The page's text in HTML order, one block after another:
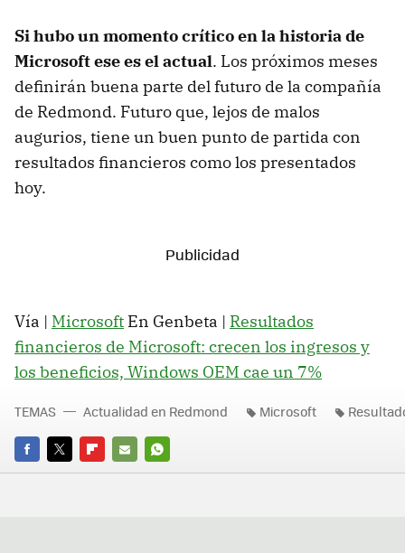
Si hubo un momento crítico en la historia de
Microsoft ese es el actual. Los próximos meses
definirán buena parte del futuro de la compañía
de Redmond. Futuro que, lejos de malos
augurios, tiene un buen punto de partida con
resultados financieros como los presentados
hoy.
Vía | Microsoft En Genbeta | Resultados
financieros de Microsoft: crecen los ingresos y
los beneficios, Windows OEM cae un 7%
FACEBOOK
TWITTERFLIPBOARD
E-
WHATSAPP
TEMAS Actualidad en Redmond Microsoft